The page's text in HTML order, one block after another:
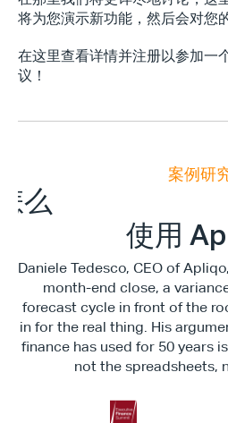
将为您演示新功能，然后会对您
在这里查看详情并注册以参加一
议！
案例研
么E
使用
Daniele Tedesco, CEO of
month-end close, a
forecast cycle in front of the
in for the real thing. His
finance has used for 50 years
not the spreadsheets,